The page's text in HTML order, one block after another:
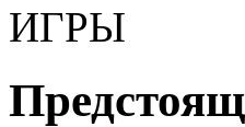
ИГРЫ